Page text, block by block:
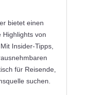
bietet einen
Highlights von
Mit Insider-Tipps,
für Reisende,
suchen.